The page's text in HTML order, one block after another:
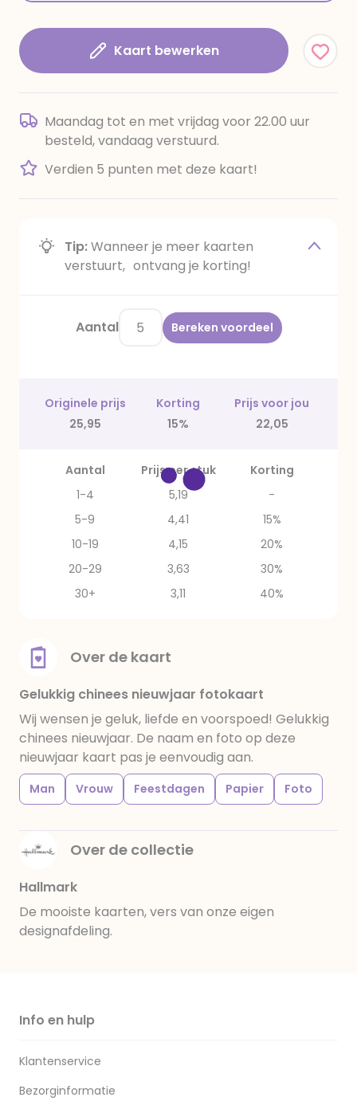
Kaart bewerken
Maandag tot en met vrijdag voor 22.00 uur
besteld, vandaag verstuurd.
Verdien 5 punten met deze kaart!
Tip:Wanneer je meer kaarten
verstuurt, ontvang je korting!
Aantal Bereken voordeel
Originele prijs Korting
Prijs voor jou
25,95
15% 22,05
Aantal Prijs per stuk
Korting
1-4
5,19
-
5-9
4,41
15%
10-19
4,15
20%
20-29
3,63
30%
30+
3,11 40%
Over de kaart
Gelukkig chinees nieuwjaar fotokaart
Wij wensen je geluk, liefde en voorspoed! Gelukkig
chinees nieuwjaar. De naam en foto op deze
nieuwjaar kaart pas je eenvoudig aan.
Man Vrouw Feestdagen Papier Foto
Over de collectie
Hallmark
De mooiste kaarten, vers van onze eigen
designafdeling.
Info en hulp
Klantenservice
Bezorginformatie